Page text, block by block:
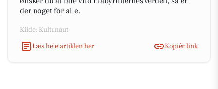
der noget for alle.
Kilde: Kultunaut
Læs hele artiklen her
Kopiér link